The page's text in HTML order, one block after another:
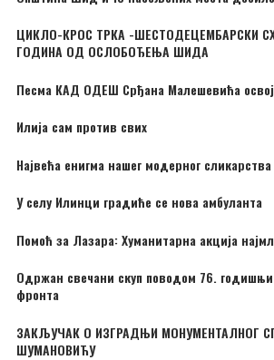
ЦИКЛО-КРОС ТРКА -ШЕСТОДЕЦЕМБАРСКИ
ГОДИНА ОД ОСЛОБОЂЕЊА ШИДА
Песма КАД ОДЕШ Срђана Малешевића
Илија сам против свих
Највећа енигма нашег модерног сликарства
У селу Илинци градиће се нова амбуланта
Помоћ за Лазара: Хуманитарна акција
Одржан свечани скуп поводом 76.
фронта
ЗАКЉУЧАК О ИЗГРАДЊИ МОНУМЕНТАЛНОГ
ШУМАНОВИЋУ